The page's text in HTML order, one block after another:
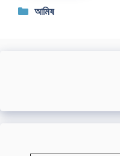
Categories
আমিষ